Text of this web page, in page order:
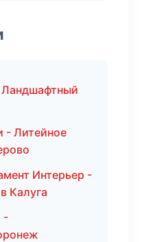
- Литейное
Интерьер -
Калуга
-